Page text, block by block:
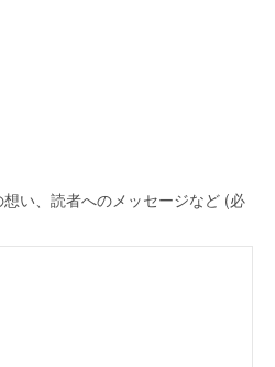
い、読者へのメッセージなど (必